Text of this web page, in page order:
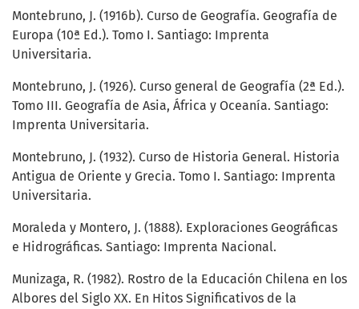
Montebruno, J. (1916b). Curso de Geografía. Geografía de
Europa (10ª Ed.). Tomo I. Santiago: Imprenta
Universitaria.
Montebruno, J. (1926). Curso general de Geografía (2ª Ed.).
Tomo III. Geografía de Asia, África y Oceanía. Santiago:
Imprenta Universitaria.
Montebruno, J. (1932). Curso de Historia General. Historia
Antigua de Oriente y Grecia. Tomo I. Santiago: Imprenta
Universitaria.
Moraleda y Montero, J. (1888). Exploraciones Geográficas
e Hidrográficas. Santiago: Imprenta Nacional.
Munizaga, R. (1982). Rostro de la Educación Chilena en los
Albores del Siglo XX. En Hitos Significativos de la